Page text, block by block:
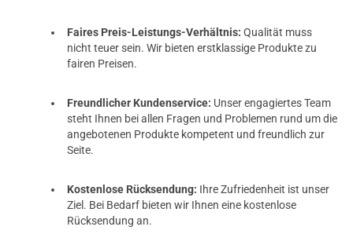
Faires Preis-Leistungs-Verhältnis: Qualität muss
nicht teuer sein. Wir bieten erstklassige Produkte zu
fairen Preisen.
Freundlicher Kundenservice: Unser engagiertes Team
steht Ihnen bei allen Fragen und Problemen rund um die
angebotenen Produkte kompetent und freundlich zur
Seite.
Kostenlose Rücksendung: Ihre Zufriedenheit ist unser
Ziel. Bei Bedarf bieten wir Ihnen eine kostenlose
Rücksendung an.